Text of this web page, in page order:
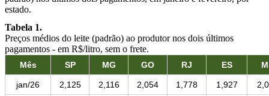
estado.
Tabela 1.
Preços médios do leite (padrão) ao produtor nos dois últimos
pagamentos - em R$/litro, sem o frete.
Mês SP MG GO RJ ES
jan/26 2,125 2,116 2,054 1,778 1,927